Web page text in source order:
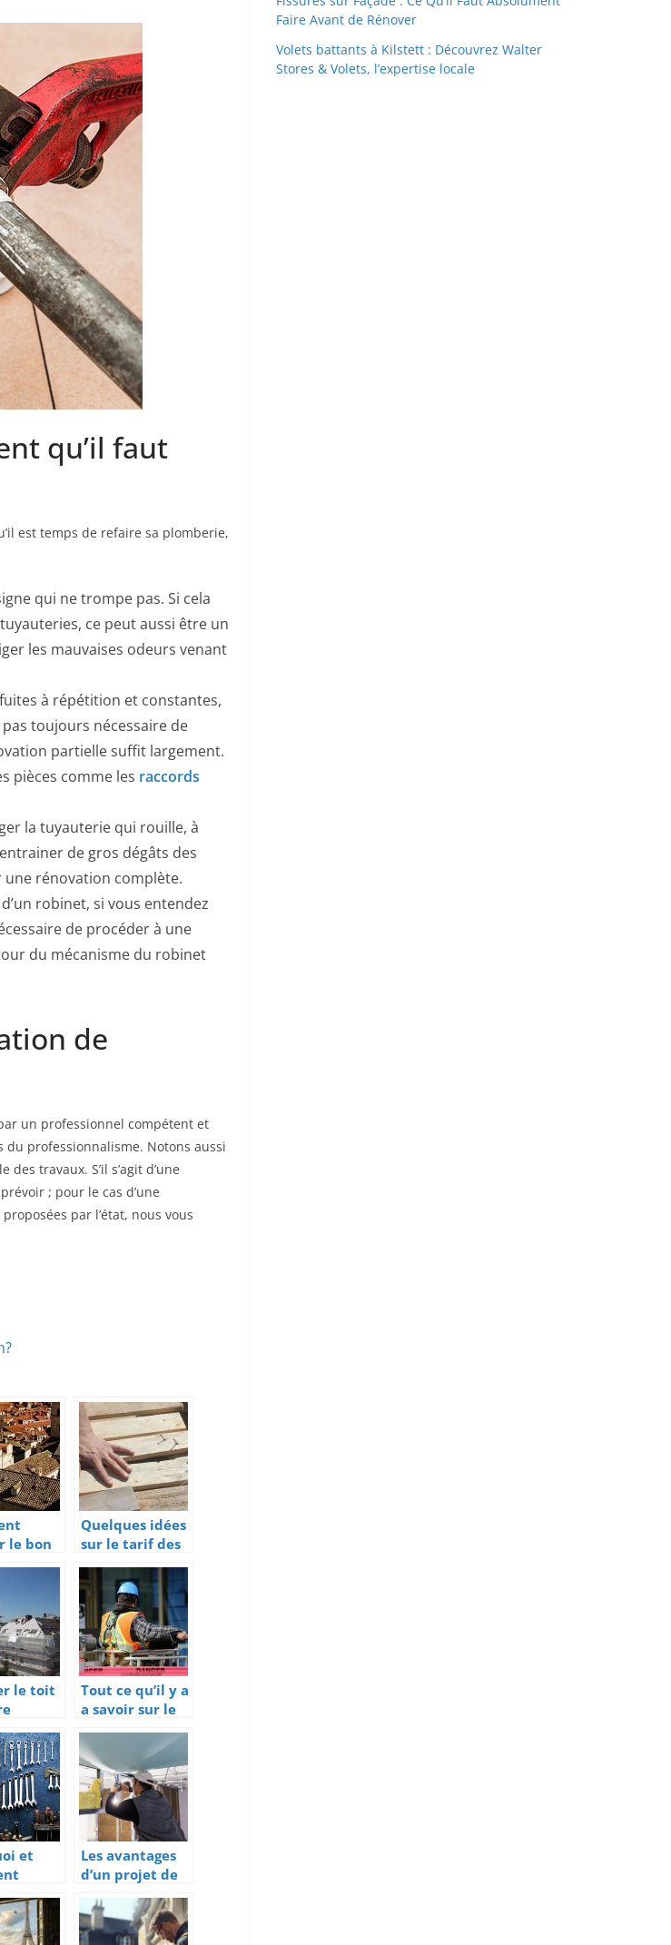
qu’il faut
est temps de refaire sa plomberie,
qui ne trompe pas. Si cela
ce peut aussi être un
les mauvaises odeurs venant
à répétition et constantes,
toujours nécessaire de
partielle suffit largement.
pièces comme les raccords
la tuyauterie qui rouille, à
de gros dégâts des
une rénovation complète.
robinet, si vous entendez
de procéder à une
du mécanisme du robinet
de
un professionnel compétent et
du professionnalisme. Notons aussi
travaux. S’il s’agit d’une
; pour le cas d’une
par l’état, nous vous
le bon
Quelques idées
sur le tarif des
travaux du
charpentier en
bois
le toit
: les
Tout ce qu’il y a
a savoir sur le
contrat a duree
indeterminee
de chantier
et
?
Les avantages
d’un projet de
renovation
globale
Faire Avant de Rénover
Volets battants à Kilstett : Découvrez Walter
Stores & Volets, l’expertise locale